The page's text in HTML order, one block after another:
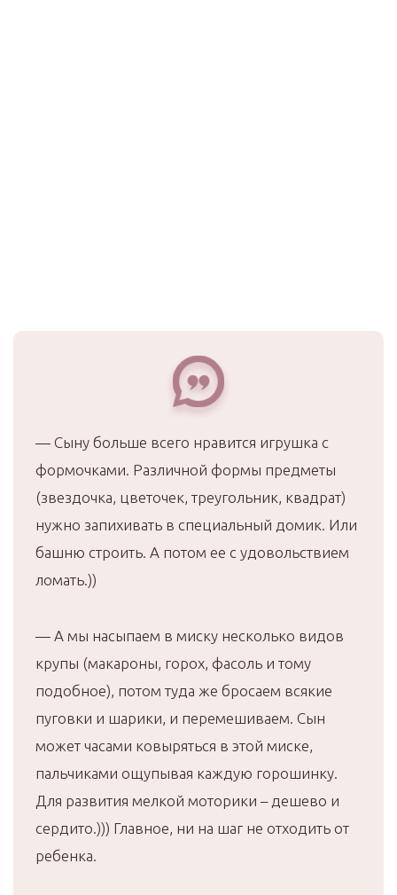
— Сыну больше всего нравится игрушка с
формочками. Различной формы предметы
(звездочка, цветочек, треугольник, квадрат)
нужно запихивать в специальный домик. Или
башню строить. А потом ее с удовольствием
ломать.))
— А мы насыпаем в миску несколько видов
крупы (макароны, горох, фасоль и тому
подобное), потом туда же бросаем всякие
пуговки и шарики, и перемешиваем. Сын
может часами ковыряться в этой миске,
пальчиками ощупывая каждую горошинку.
Для развития мелкой моторики – дешево и
сердито.))) Главное, ни на шаг не отходить от
ребенка.